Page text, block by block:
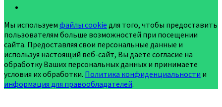
Мы используем файлы cookie для того, чтобы предоставить
пользователям больше возможностей при посещении
сайта. Предоставляя свои персональные данные и
используя настоящий веб-сайт, Вы даете согласие на
обработку Ваших персональных данных и принимаете
условия их обработки. Политика конфиденциальности и
информация для правообладателей.